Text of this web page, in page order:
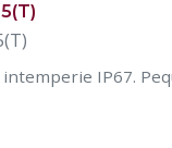
IP67.